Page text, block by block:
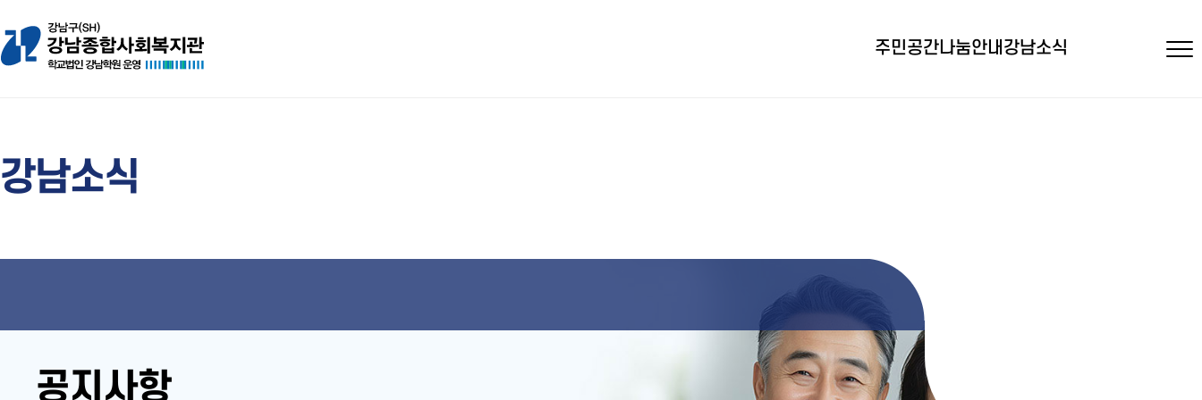
주민공간나눔안내 강남소식
강남소식
공지사항